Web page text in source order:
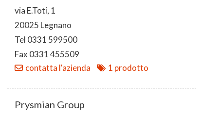
via E.Toti, 1
20025 Legnano
Tel 0331 599500
Fax 0331 455509
contatta l'azienda
1 prodotto
Prysmian Group